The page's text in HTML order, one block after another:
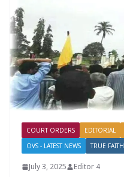
COURT ORDERS EDITORIAL
OVS - LATEST NEWS
TRUE FAITH
July 3, 2025 Editor 4